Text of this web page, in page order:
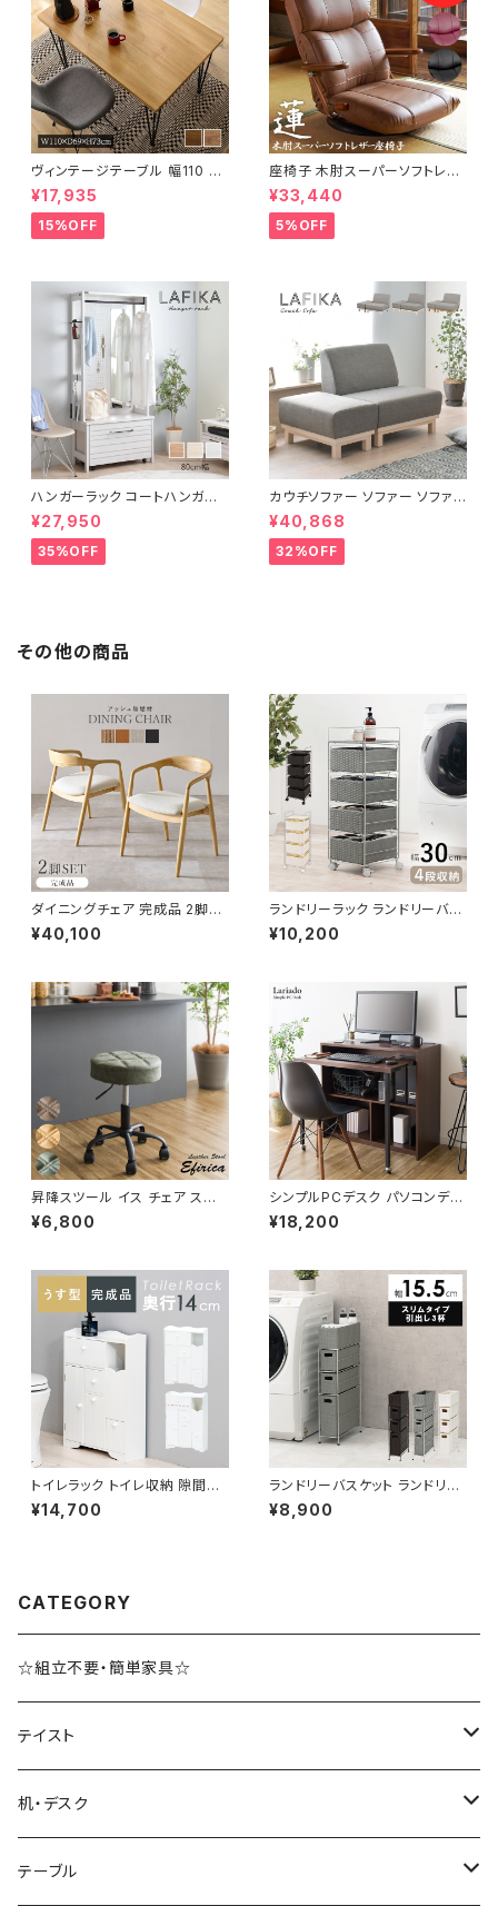
ヴィンテージテーブル 幅110 ダ
イニングテーブル リビングテー
ブル サイドテーブル 新生活 模
様替え
¥17,935
15%OFF
座椅子 木肘スーパーソフトレザ
ー座椅子 リクライニング回転座
椅子 座椅子 父の日 敬老の日
プレゼント 完成品
¥33,440
5%OFF
ハンガーラック コートハンガー
ワードローブ フリーラック クロ
ーゼット 幅80 新生活 一人暮ら
し
¥27,950
35%OFF
カウチソファー ソファー ソファ
オットマン 1.5人掛 け新生活 一
人暮らし 完成品
¥40,868
32%OFF
その他の商品
ダイニングチェア 完成品 2脚セ
ット チェア チェアー イス 椅子
リビング ダイニング 新生活 模
¥40,100
ランドリーラック ランドリーバス
ケット ランドリーワゴン 洗濯カ
ゴ キャスター付 ランドリー収納
¥10,200
昇降スツール イス チェア スツ
ール 椅子 いす デザイナーズ レ
トロ ヴィンテージ
¥6,800
シンプルPCデスク パソコンデス
ク デスク 勉強机 ワーク デスク
机 書斎机 幅90
¥18,200
トイレラック トイレ収納 隙間収
納 トイレ用品 サニタリー収納 ト
イレットペーパー収納 幅45 奥
¥14,700
ランドリーバスケット ランドリー
ワゴン 洗濯カゴ キャスター付 ラ
ンドリー収納 新生活 一人暮らし
¥8,900
CATEGORY
☆組立不要・簡単家具☆
テイスト
ブルックリンスタイル
ホテルライク風インテリア
机・デスク
パソコンデスク・ワークデスク
テーブル